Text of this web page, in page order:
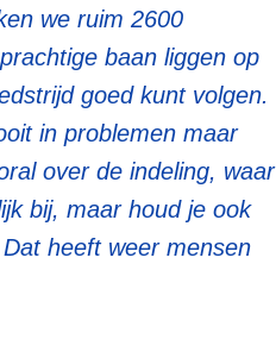
we ruim 2600
baan liggen op
goed kunt volgen.
in problemen maar
over de indeling, waar
bij, maar houd je ook
heeft weer mensen
Gravel
Biketrial
gear